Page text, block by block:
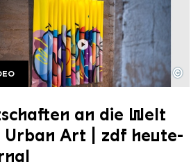
04
ZDF | heute journal
©
an die Welt
Art | zdf heute-